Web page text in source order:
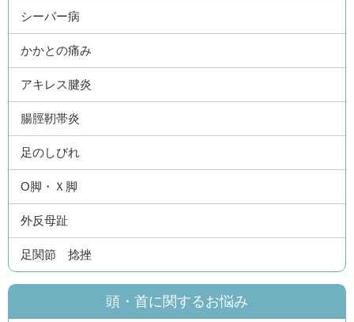
シーバー病
かかとの痛み
アキレス腱炎
腸脛靭帯炎
足のしびれ
О脚・Ｘ脚
外反母趾
足関節 捻挫
頭・首に関するお悩み